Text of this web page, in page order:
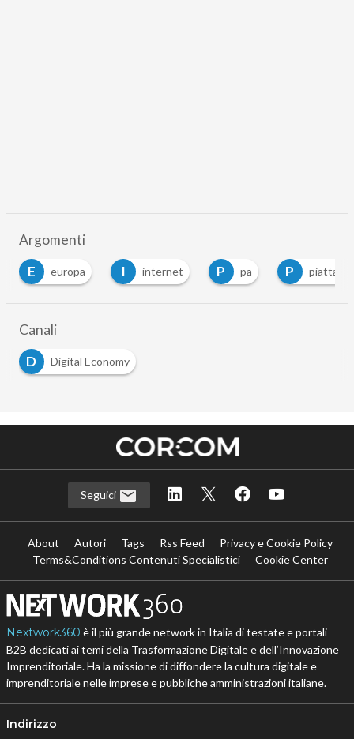
Argomenti
E
europa internet P pa P
Canali
D
Digital Economy
Seguici
About Autori Tags Rss Feed
Privacy e Cookie Policy
Terms&Conditions Contenuti Specialistici
Cookie Center
Nextwork360 è il più grande network in Italia di testate e portali
B2B dedicati ai temi della Trasformazione Digitale e dell’Innovazione
Imprenditoriale. Ha la missione di diffondere la cultura digitale e
imprenditoriale nelle imprese e pubbliche amministrazioni italiane.
Indirizzo